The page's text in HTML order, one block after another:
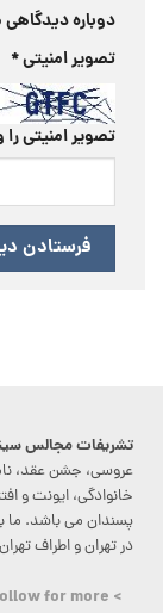
دوباره
تصویر امنیتی*
تصویر امنیتی را
تشریفات مجالس
عروسی، جشن عقد،
خانوادگی، ایونت و
پسندان می باشد. ما
در تهران و اطراف
> Follow for more